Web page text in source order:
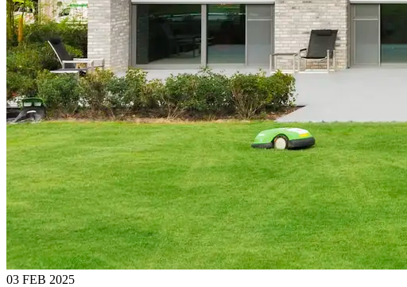
03 FEB 2025